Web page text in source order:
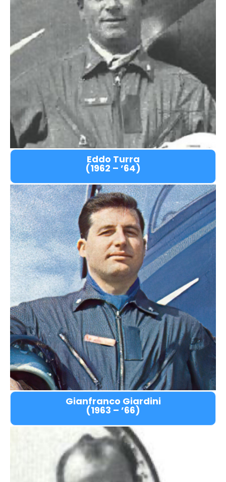
Eddo Turra
(1962 – ’64)
Gianfranco Giardini
(1963 – ’66)